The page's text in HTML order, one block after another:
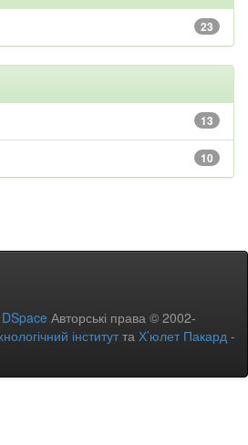
23
13
10
Авторські права © 2002-
інститутта Х’юлет Пакард -